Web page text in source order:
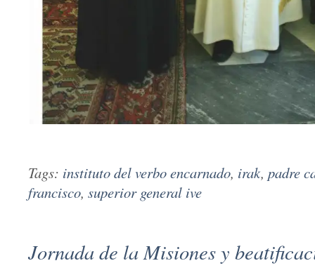
Tags: instituto del verbo encarnado, irak, padre
francisco, superior general ive
Jornada de la Misiones y